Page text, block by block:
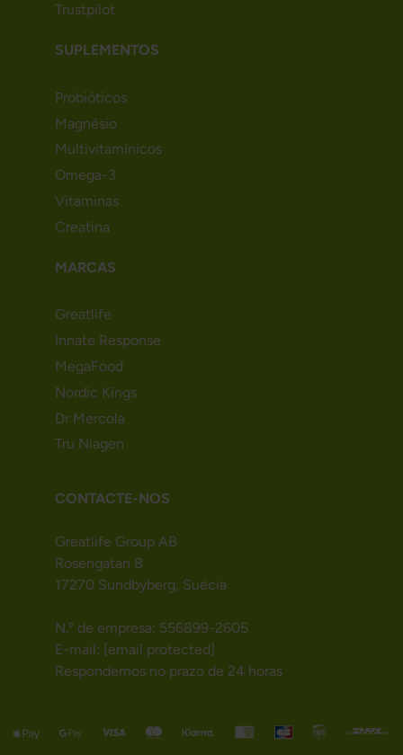
Trustpilot
SUPLEMENTOS
Probióticos
Magnésio
Multivitamínicos
Omega-3
Vitaminas
Creatina
MARCAS
Greatlife
Innate Response
MegaFood
Nordic Kings
Dr Mercola
Tru Niagen
CONTACTE-NOS
Greatlife Group AB
Rosengatan 8
17270 Sundbyberg, Suécia
N.º de empresa: 556899-2605
E-mail: [email protected]
Respondemos no prazo de 24 horas